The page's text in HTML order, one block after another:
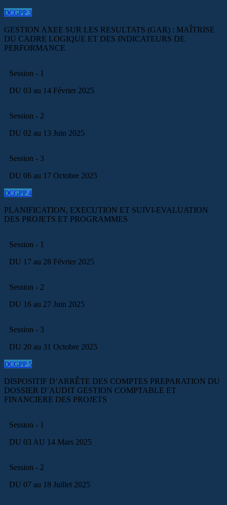
DCGPP 3
GESTION AXEE SUR LES RESULTATS (GAR) : MAÎTRISE
DU CADRE LOGIQUE ET DES INDICATEURS DE
PERFORMANCE
Session - 1
DU 03 au 14 Février 2025
Session - 2
DU 02 au 13 Juin 2025
Session - 3
DU 06 au 17 Octobre 2025
DCGPP 4
PLANIFICATION, EXECUTION ET SUIVI-EVALUATION
DES PROJETS ET PROGRAMMES
Session - 1
DU 17 au 28 Février 2025
Session - 2
DU 16 au 27 Juin 2025
Session - 3
DU 20 au 31 Octobre 2025
DCGPP 5
DISPOSITIF D’ARRÊTE DES COMPTES PREPARATION DU
DOSSIER D’AUDIT GESTION COMPTABLE ET
FINANCIERE DES PROJETS
Session - 1
DU 03 AU 14 Mars 2025
Session - 2
DU 07 au 18 Juillet 2025